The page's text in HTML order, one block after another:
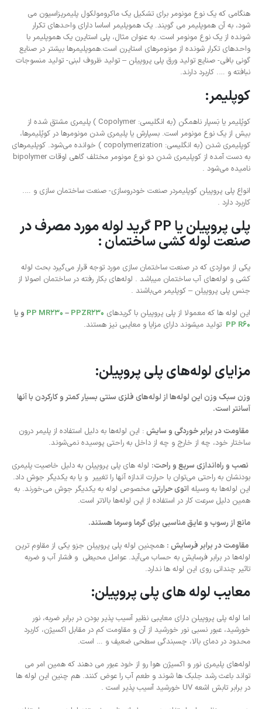
هنگامی که یک نوع مونومر برای تشکیل یک ماکرومولکول پلیمریزاسیون می
شود، به آن هموپلیمر می گویند. یک هموپلیمر اساسا دارای واحدهای تکرار
شونده از یک نوع مونومر است. به عنوان مثال، پلی استایرن یک هموپلیمر با
واحدهای تکرار شونده از مونومرهای استایرن است.هموپلیمرها بیشتر در صنایع
گونی بافی- صنایع تولید ورق پلی پروپیلن – تولید ظروف لبنی- تولید منسوجات
نبافته و …. کاربرد دارند.
کوپلیمر:
کوپُلیمر یا بَسپار ناهمگن (به انگلیسی: Copolymer ) پلیمری مشتق شده از
بیش از یک نوع مونومر است. بسپارش یا پلیمری شدن مونومرها در کوپُلیمرها،
کوپلیمری شدن (به انگلیسی: copolymerization ) خوانده می‌شود. کوپلیمرهای
به دست آمده از کوپلیمری شدنِ دو نوع مونومر مختلف گاهی اوقات bipolymer
نامیده می‌شود .
انواع پلی پروپیلن کوپلیمردر صنعت خودروسازی- صنعت ساختمان سازی و ….
کاربرد دارد .
پلی پروپیلن یا PP گرید لوله مورد مصرف در
صنعت لوله کشی ساختمان :
یکی از مواردی که در صنعت ساختمان سازی مورد توجه قرار می‌گیرد بحث لوله
کشی و لوله‌های آب ساختمان میباشد . لوله‌های بکار رفته در ساختمان اصولا از
جنس پلی پروپیلن – کوپلیمر می‌باشند .
این لوله ها که معمولا از پلی پروپیلن با گریدهای
PP MR230 – PPZR230
و یا
PP R60 تولید میشوند دارای مزایا و معایبی نیز هستند.
مزایای لوله‌های پلی پروپیلن:
وزن سبک وزن این لوله‌ها از لوله‌های فلزی سنتی بسیار کمتر و کارکردن با آنها
آسانتر است.
مقاومت در برابر خوردگی و سایش : این لوله‌ها به دلیل استفاده از پلیمر درون
ساختار خود، چه از خارج و چه از داخل به راحتی پوسیده نمی‌شوند.
نصب و راه‌اندازی سریع و راحت: لوله های پلی پروپیلن به دلیل خاصیت پلیمری
بودنشان به راحتی می‌توان با حرارت اندازه آنها را تغییر و یا به یکدیگر جوش داد.
این لوله‌ها به وسیله اتوی حرارتی مخصوص لوله به یکدیگر جوش می‌خورند. به
همین دلیل سرعت کار در استفاده از این لوله‌ها بالاتر است.
مانع از رسوب و عایق مناسبی برای گرما وسرما هستند.
مقاومت در برابر فرسایش : همچنین لوله پلی پروپیلن جزو یکی از مقاوم ترین
لوله‌ها در برابر فرسایش به حساب می‌آید. عوامل محیطی و فشار آب و ضربه
تاثیر چندانی روی این لوله ها ندارد.
معایب لوله های پلی پروپیلن:
اما لوله پلی پروپیلن دارای معایبی نظیر آسیب پذیر بودن در برابر ضربه، نور
خورشید، عبور نسبی نور خورشید از آن و مقاومت کم در مقابل اکسیژن، کاربرد
محدود در دمای بالا، چسبندگی سطحی ضعیف و … است.
لوله‌های پلیمری نور و اکسیژن هوا رو از خود عبور می دهند که همین امر می
تواند باعث رشد جلبک ها شوند و طعم آب را عوض کنند. هم چنین این لوله ها
در برابر تابش اشعه UV خورشید آسیب پذیر است .